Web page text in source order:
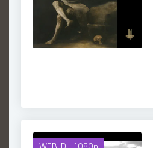
WEB-DL, 1080p